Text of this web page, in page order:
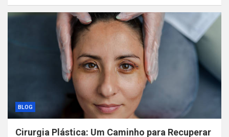
BLOG
Cirurgia Plástica: Um Caminho para Recuperar